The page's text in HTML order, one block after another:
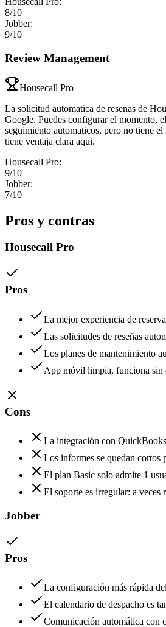
8/10
Jobber:
9/10
Review Management
Housecall Pro
La solicitud automatica de resenas de
Google. Puedes configurar el momento,
seguimiento automaticos, pero no tiene
tiene ventaja clara aqui.
Housecall Pro:
9/10
Jobber:
7/10
Pros y contras
Housecall Pro
Pros
La mejor experiencia de
Las solicitudes de reseñas
Los planes de mantenimiento
App móvil limpia, funciona sin
Cons
La integración con
Los informes se quedan cortos
El plan Basic solo admite 1
El soporte es irregular: a veces
Jobber
Pros
La configuración más rápida
El calendario de despacho es
Comunicación automática con